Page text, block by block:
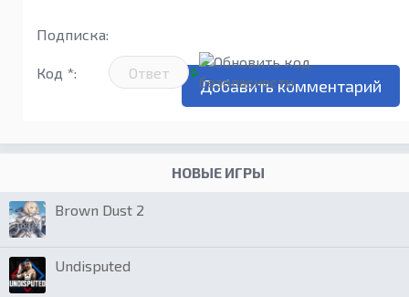
Подписка:
Код *:
НОВЫЕ ИГРЫ
Brown Dust 2
Undisputed